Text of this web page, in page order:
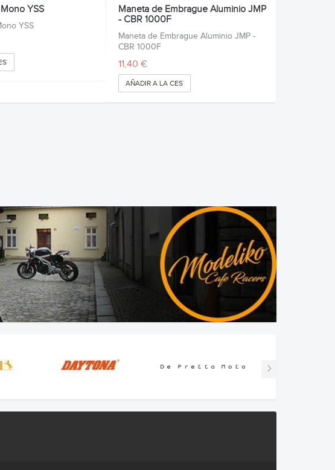
YSS
YSS
Maneta de Embrague Aluminio JMP
- CBR 1000F
Maneta de Embrague Aluminio JMP -
CBR 1000F
11,40 €
AÑADIR A LA CESTA